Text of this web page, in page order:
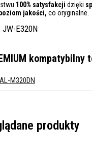
100% satysfakcji dzięki
jakości, co oryginalne.
E320N
kompatybilny
M320DN
produkty